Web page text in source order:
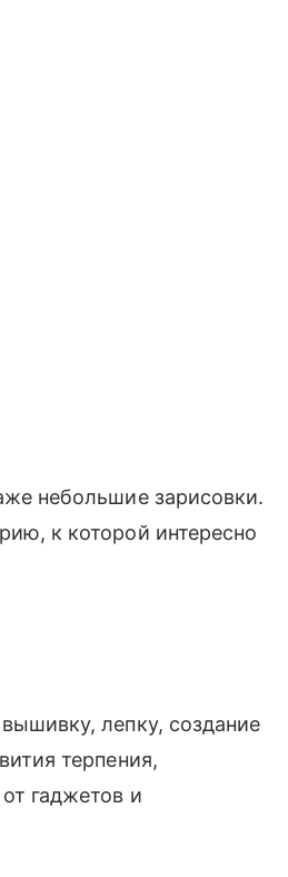
небольшие зарисовки.
к которой интересно
лепку, создание
терпения,
гаджетов и